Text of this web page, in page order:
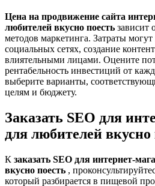
Цена на продвижение сайта
любителей вкусно поесть зависит
методов маркетинга. Затраты
социальных сетях, создание
влиятельными лицами. Оцените
рентабельность инвестиций от
выберите варианты,
целям и бюджету.
Заказать SEO для
для любителей вкусно
К заказать SEO для интернет-
вкусно поесть ,
который разбирается в пищевой